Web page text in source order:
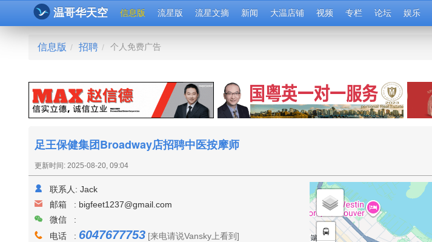
温哥华天空 信息版 流星版 流星文摘 新闻 大温店铺 视频 专栏 论坛 娱乐
信息版 / 招聘 / 个人免费广告
足王保健集团Broadway店招聘中医按摩师
更新时间: 2025-08-20, 09:04
联系人: Jack
邮箱 : bigfeet1237@gmail.com
微信 :
电话 : 6047677753 [来电请说Vansky上看到]